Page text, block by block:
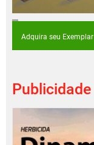
Adquira seu Exemplar
Publicidade